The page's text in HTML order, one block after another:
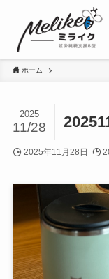
ホーム
2025
11/28
2025年11月28日